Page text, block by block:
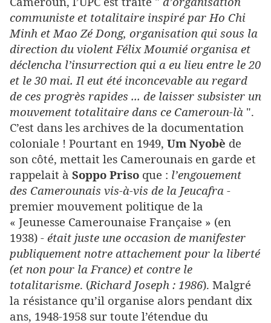
communiste et totalitaire inspiré par Ho Chi
Minh et Mao Zé Dong, organisation qui sous la
direction du violent Félix Moumié organisa et
déclencha l’insurrection qui a eu lieu entre le 20
et le 30 mai. Il eut été inconcevable au regard
de ces progrès rapides ... de laisser subsister un
mouvement totalitaire dans ce Cameroun-là ".
C’est dans les archives de la documentation
coloniale ! Pourtant en 1949, Um Nyobè de
son côté, mettait les Camerounais en garde et
rappelait à Soppo Priso que : l’engouement
des Camerounais vis-à-vis de la Jeucafra -
premier mouvement politique de la
« Jeunesse Camerounaise Française » (en
1938) - était juste une occasion de manifester
publiquement notre attachement pour la liberté
(et non pour la France) et contre le
totalitarisme. (Richard Joseph : 1986). Malgré
la résistance qu’il organise alors pendant dix
ans, 1948-1958 sur toute l’étendue du